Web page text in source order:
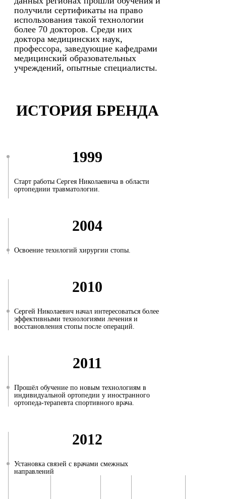
получили сертификаты на право
использования такой технологии
более 70 докторов. Среди них
доктора медицинских наук,
профессора, заведующие кафедрами
медицинский образовательных
учреждений, опытные специалисты.
ИСТОРИЯ БРЕНДА
1999
Старт работы Сергея Николаевича в области
ортопедиии травматологии.
2004
Освоение технлогий хирургии стопы.
2010
Сергей Николаевич начал интересоваться более
эффективными технологиями лечения и
восстановления стопы после операций.
2011
Прошёл обучение по новым технологиям в
индивидуальной ортопедии у иностранного
ортопеда-терапевта спортивного врача.
2012
Установка связей с врачами смежных
направлений